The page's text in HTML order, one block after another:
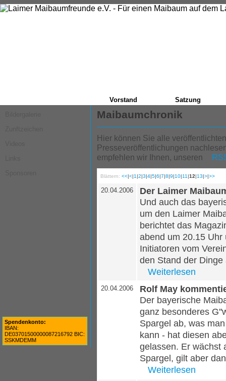
Vorstand
Satzung
Spendenkonto:
IBAN:
DE03701500000087216792 BIC:
SSKMDEMM
Maibaumchronik
Hier können Sie alle
Presseveröffentlichungen
empfehlen wir Ihnen, unseren
Blättern: <<|<|1 |2|3|4|5|6|7|8|9|10|11 |12|13|>|>>
20.04.2006
Der Laimer
Und auch das
um den Laimer
berichtet das
abend um 20.15
Initiatoren vom
den Stand der
Weiterlesen
20.04.2006
Rolf May
Der bayerische
ganz besonderes
Spargel ab, was
kann - hat diesen
gelassen. Er wächst
Spargel, gilt aber
Weiterlesen